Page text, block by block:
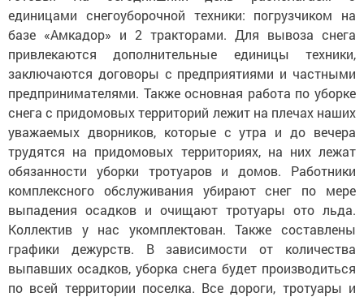
единицами снегоуборочной техники: погрузчиком на
базе «Амкадор» и 2 тракторами. Для вывоза снега
привлекаются дополнительные единицы техники,
заключаются договоры с предприятиями и частными
предпринимателями. Также основная работа по уборке
снега с придомовых территорий лежит на плечах наших
уважаемых дворников, которые с утра и до вечера
трудятся на придомовых территориях, на них лежат
обязанности уборки тротуаров и домов. Работники
комплексного обслуживания убирают снег по мере
выпадения осадков и очищают тротуары ото льда.
Коллектив у нас укомплектован. Также составлены
графики дежурств. В зависимости от количества
выпавших осадков, уборка снега будет производиться
по всей территории поселка. Все дороги, тротуары и